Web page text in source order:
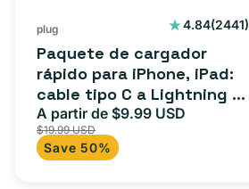
plug 4.84(2441)
2441
Paquete de cargador
rápido para iPhone, iPad:
cable tipo C a Lightning (1
m) + adaptador tipo C
Precio
de
oferta
A partir de $9.99 USD
$19.99 USD
Save 50%